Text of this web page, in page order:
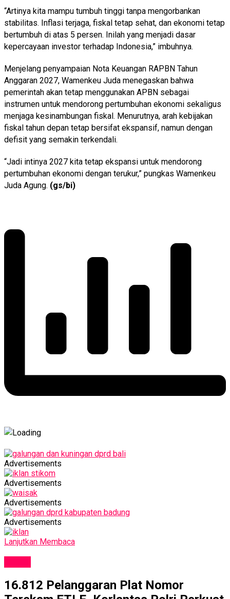
“Artinya kita mampu tumbuh tinggi tanpa mengorbankan
stabilitas. Inflasi terjaga, fiskal tetap sehat, dan ekonomi tetap
bertumbuh di atas 5 persen. Inilah yang menjadi dasar
kepercayaan investor terhadap Indonesia,” imbuhnya.
Menjelang penyampaian Nota Keuangan RAPBN Tahun
Anggaran 2027, Wamenkeu Juda menegaskan bahwa
pemerintah akan tetap menggunakan APBN sebagai
instrumen untuk mendorong pertumbuhan ekonomi sekaligus
menjaga kesinambungan fiskal. Menurutnya, arah kebijakan
fiskal tahun depan tetap bersifat ekspansif, namun dengan
defisit yang semakin terkendali.
“Jadi intinya 2027 kita tetap ekspansi untuk mendorong
pertumbuhan ekonomi dengan terukur,” pungkas Wamenkeu
Juda Agung. (gs/bi)
Advertisements
Advertisements
Advertisements
Advertisements
Lanjutkan Membaca
16.812 Pelanggaran Plat Nomor